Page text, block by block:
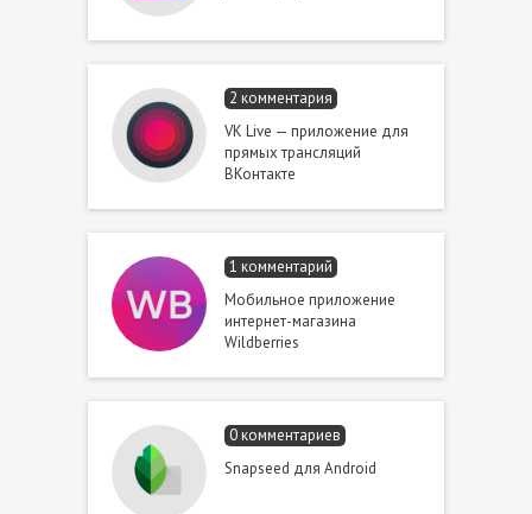
2 комментария
VK Live — приложение для
прямых трансляций
ВКонтакте
1 комментарий
Мобильное приложение
интернет-магазина
Wildberries
0 комментариев
Snapseed для Android